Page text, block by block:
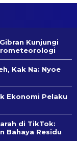
Kunjungi
Kak Na: Nyoe
Ekonomi Pelaku
di TikTok:
Bahaya Residu